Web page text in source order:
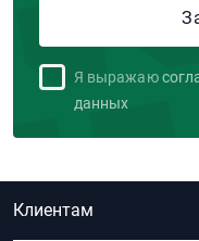
Я выражаю
данных
Клиентам